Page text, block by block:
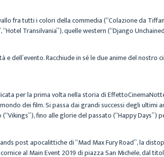
fra tutti i colori della commedia (“Colazione da
Transilvania”), quelle western (“Django
dell’evento. Racchiude in sé le due anime del nostro
per la prima volta nella storia di
dei film. Si passa dai grandi successi degli ultimi
fino alle glorie del passato (“Happy
post apocalittiche di “Mad Max Fury Road”, la
al Main Event 2019 di piazza San Michele, dal